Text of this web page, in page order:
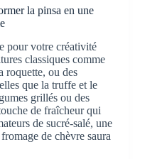
la pinsa en une
pour votre créativité
classiques comme
roquette, ou des
que la truffe et le
grillés ou des
de fraîcheur qui
de sucré-salé, une
de chèvre saura